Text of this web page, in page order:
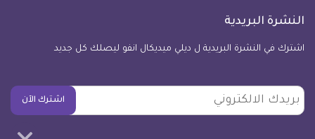
النشرة البريدية
اشترك في النشرة البريدية ل ديلي ميديكال انفو ليصلك كل جديد
بريدك
الالكتروني
اشترك الآن